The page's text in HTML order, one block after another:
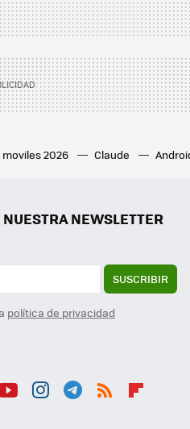
2026 Claude
NEWSLETTER
SUSCRIBIR
política de privacidad